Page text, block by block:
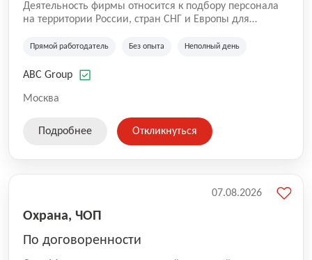
Деятельность фирмы относится к подбору персонала
на территории России, стран СНГ и Европы для
культуре и развлечениям, информационным
Прямой работодатель Без опыта Неполный день
ABC Group
Москва
Подробнее Откликнуться
Охрана, ЧОП
По договоренности
07.08.2026